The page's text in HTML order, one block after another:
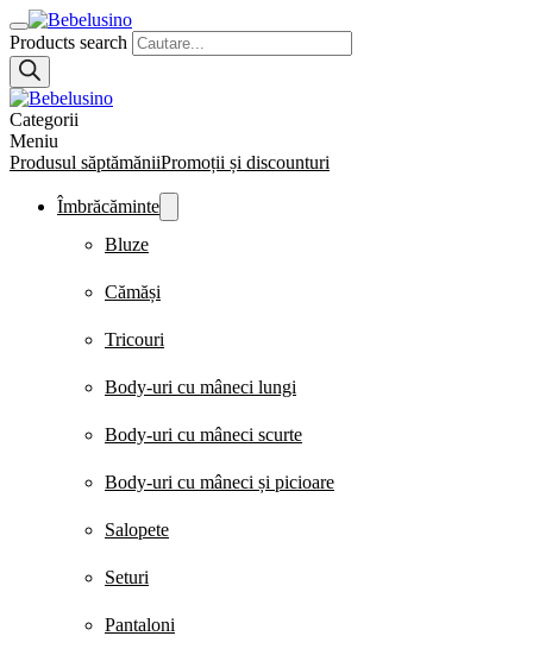
Products search
Categorii
Meniu
Produsul săptămăniiPromoții și discounturi
Îmbrăcăminte
Bluze
Cămăși
Tricouri
Body-uri cu mâneci lungi
Body-uri cu mâneci scurte
Body-uri cu mâneci și picioare
Salopete
Seturi
Pantaloni